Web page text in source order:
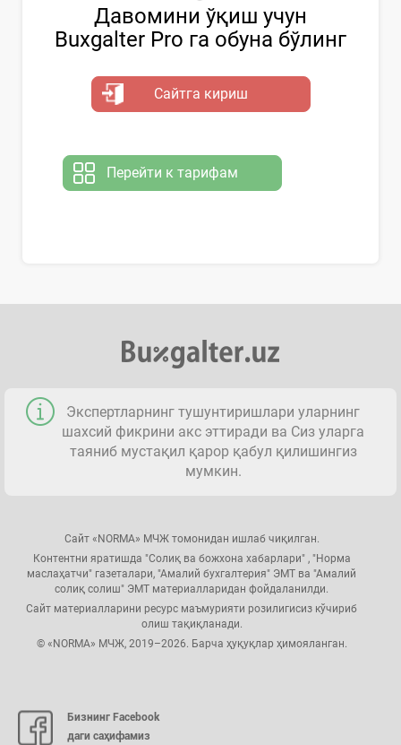
Давомини ўқиш учун
Buxgalter Pro га обуна бўлинг
Сайтга кириш
Перейти к тарифам
Экспертларнинг тушунтиришлари уларнинг
шахсий фикрини акс эттиради ва Сиз уларга
таяниб мустақил қарор қабул қилишингиз
мумкин.
Сайт «NORMA» МЧЖ томонидан ишлаб чиқилган.
Контентни яратишда "Солиқ ва божхона хабарлари" , "Норма
маслаҳатчи" газеталари, "Амалий бухгалтерия" ЭМТ ва "Амалий
солиқ солиш" ЭМТ материалларидан фойдаланилди.
Сайт материалларини ресурс маъмурияти розилигисиз кўчириб
олиш тақиқланади.
© «NORMA» МЧЖ, 2019–2026. Барча ҳуқуқлар ҳимояланган.
Бизнинг Facebook
даги саҳифамиз